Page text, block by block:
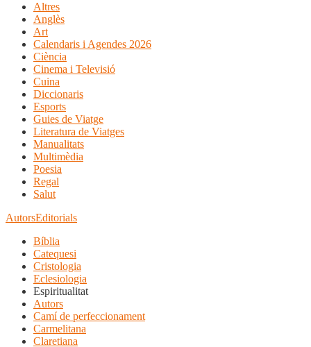
Altres
Anglès
Art
Calendaris i Agendes 2026
Ciència
Cinema i Televisió
Cuina
Diccionaris
Esports
Guies de Viatge
Literatura de Viatges
Manualitats
Multimèdia
Poesia
Regal
Salut
AutorsEditorials
Bíblia
Catequesi
Cristologia
Eclesiologia
Espiritualitat
Autors
Camí de perfeccionament
Carmelitana
Claretiana